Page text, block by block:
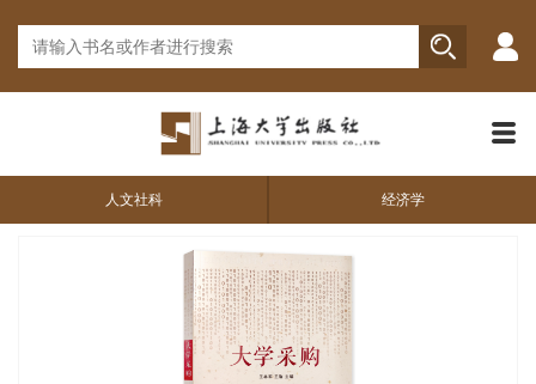
人文社科 经济学